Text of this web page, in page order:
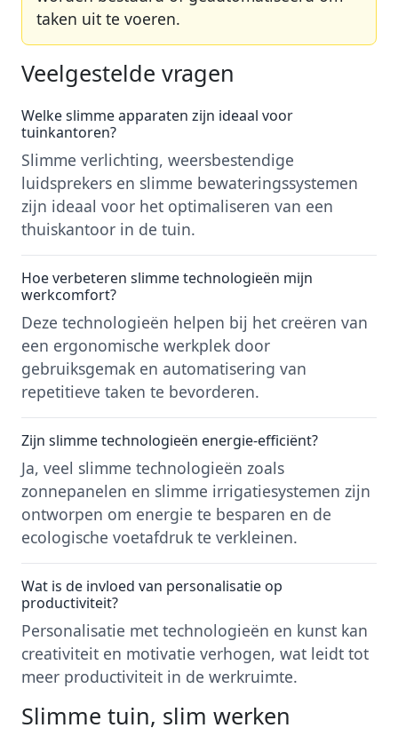
taken uit te voeren.
Veelgestelde vragen
Welke slimme apparaten zijn ideaal voor
tuinkantoren?
Slimme verlichting, weersbestendige
luidsprekers en slimme bewateringssystemen
zijn ideaal voor het optimaliseren van een
thuiskantoor in de tuin.
Hoe verbeteren slimme technologieën mijn
werkcomfort?
Deze technologieën helpen bij het creëren van
een ergonomische werkplek door
gebruiksgemak en automatisering van
repetitieve taken te bevorderen.
Zijn slimme technologieën energie-efficiënt?
Ja, veel slimme technologieën zoals
zonnepanelen en slimme irrigatiesystemen zijn
ontworpen om energie te besparen en de
ecologische voetafdruk te verkleinen.
Wat is de invloed van personalisatie op
productiviteit?
Personalisatie met technologieën en kunst kan
creativiteit en motivatie verhogen, wat leidt tot
meer productiviteit in de werkruimte.
Slimme tuin, slim werken